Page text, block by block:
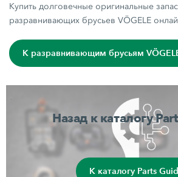
Купить долговечные оригинальные
разравнивающих брусьев VÖGELE
К разравнивающим брусьям
Назад к каталогу
К каталогу Parts